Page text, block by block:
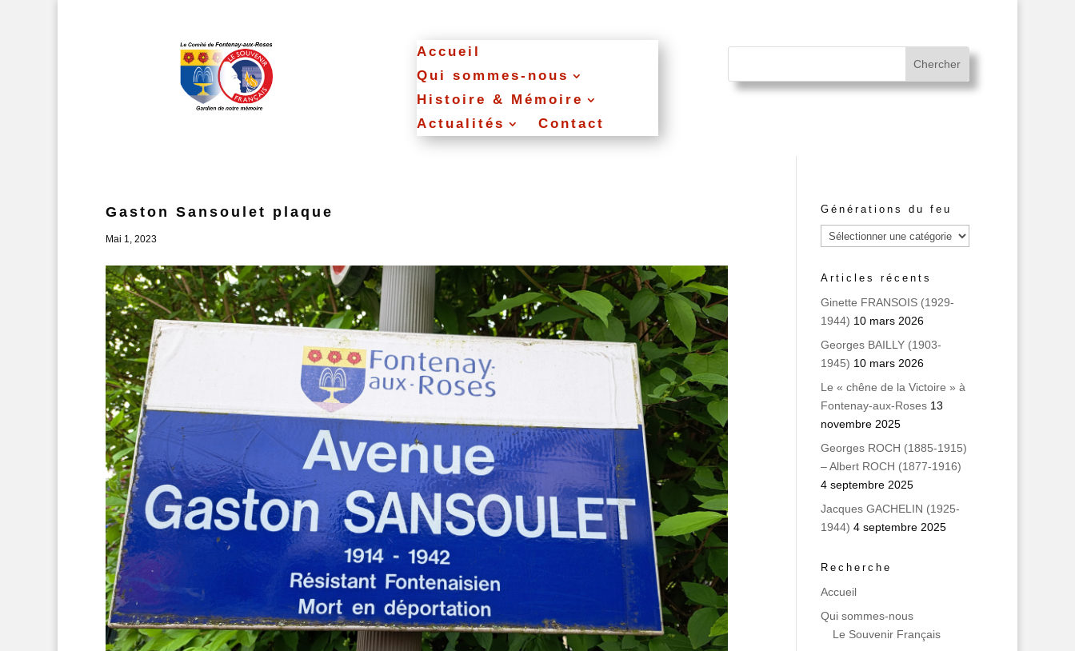
Accueil
Qui sommes‑nous
Histoire & Mémoire
Actualités
Contact
Gaston Sansoulet plaque
Mai 1, 2023
Générations du feu
Générations
du
Articles récents
Ginette FRANSOIS (1929-
1944) 10 mars 2026
Georges BAILLY (1903-
1945) 10 mars 2026
Le « chêne de la Victoire » à
Fontenay-aux-Roses 13
novembre 2025
Georges ROCH (1885-1915)
– Albert ROCH (1877-1916)
4 septembre 2025
Jacques GACHELIN (1925-
1944) 4 septembre 2025
Recherche
Accueil
Qui sommes‑nous
Le Souvenir Français